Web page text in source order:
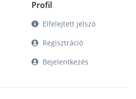
Profil
Elfelejtett jelszó
Regisztráció
Bejelentkezés